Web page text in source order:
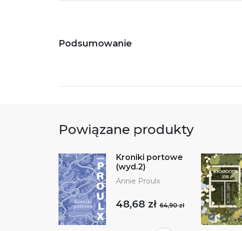
Podsumowanie
Powiązane produkty
Kroniki portowe
(wyd.2)
Annie Proulx
48,68 zł64,90 zł